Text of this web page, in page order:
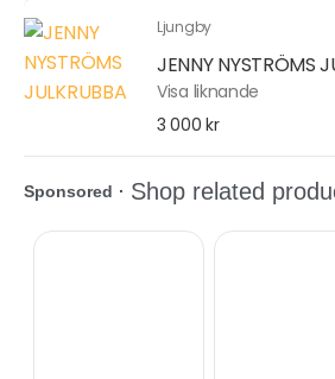
Ljungby
JENNY NYSTRÖMS
Visa liknande
3 000 kr